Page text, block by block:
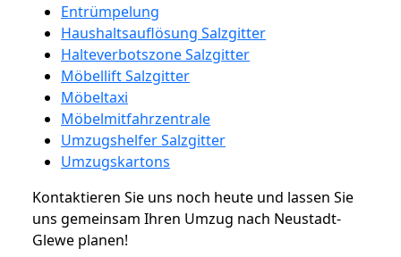
Entrümpelung
Haushaltsauflösung Salzgitter
Halteverbotszone Salzgitter
Möbellift Salzgitter
Möbeltaxi
Möbelmitfahrzentrale
Umzugshelfer Salzgitter
Umzugskartons
Kontaktieren Sie uns noch heute und lassen Sie
uns gemeinsam Ihren Umzug nach Neustadt-
Glewe planen!